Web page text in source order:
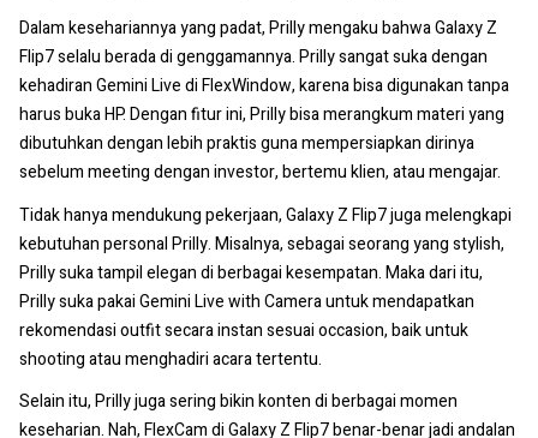
Dalam kesehariannya yang padat, Prilly mengaku bahwa Galaxy Z
Flip7 selalu berada di genggamannya. Prilly sangat suka dengan
kehadiran Gemini Live di FlexWindow, karena bisa digunakan tanpa
harus buka HP. Dengan fitur ini, Prilly bisa merangkum materi yang
dibutuhkan dengan lebih praktis guna mempersiapkan dirinya
sebelum meeting dengan investor, bertemu klien, atau mengajar.
Tidak hanya mendukung pekerjaan, Galaxy Z Flip7 juga melengkapi
kebutuhan personal Prilly. Misalnya, sebagai seorang yang stylish,
Prilly suka tampil elegan di berbagai kesempatan. Maka dari itu,
Prilly suka pakai Gemini Live with Camera untuk mendapatkan
rekomendasi outfit secara instan sesuai occasion, baik untuk
shooting atau menghadiri acara tertentu.
Selain itu, Prilly juga sering bikin konten di berbagai momen
keseharian. Nah, FlexCam di Galaxy Z Flip7 benar-benar jadi andalan